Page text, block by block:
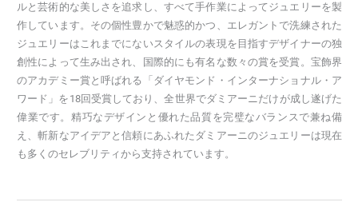
ルと芸術的な美しさを追求し、すべて手作業によってジュエリーを製
作しています。その個性豊かで魅惑的かつ、エレガントで洗練された
ジュエリーはこれまでにないスタイルの表現を目指すデザイナーの独
創性によって生み出され、国際的にも有名な数々の賞を受賞。宝飾界
のアカデミー賞と呼ばれる「ダイヤモンド・インターナショナル・ア
ワード」を18回受賞しており、全世界でダミアーニだけが成し遂げた
偉業です。精巧なデザインと優れた品質を完璧なバランスで兼ね備
え、斬新なアイデアと信頼にあふれたダミアーニのジュエリーは現在
も多くのセレブリティから支持されています。